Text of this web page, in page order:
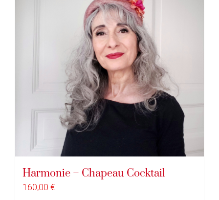
Harmonie – Chapeau Cocktail
160,00 €